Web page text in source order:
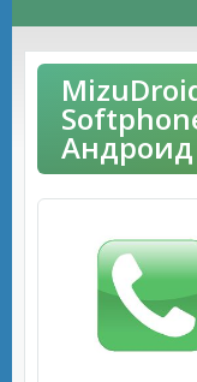
Андроид